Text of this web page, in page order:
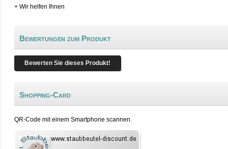
+ Wir helfen Ihnen
Bewertungen zum Produkt
Bewerten Sie dieses Produkt!
Shopping-Card
QR-Code mit einem Smartphone scannen.